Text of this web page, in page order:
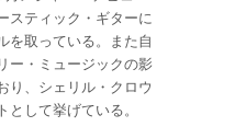
スティック・ギターに
を取っている。また自
ー・ミュージックの影
り、シェリル・クロウ
として挙げている。